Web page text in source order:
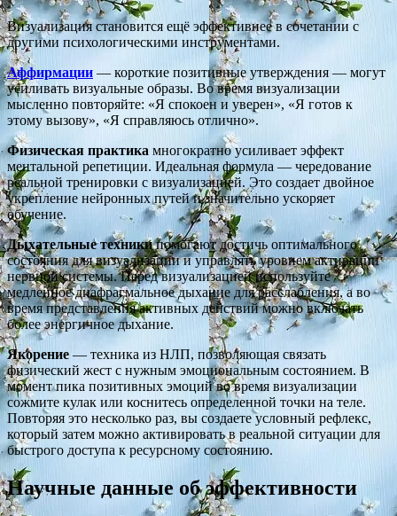
Визуализация становится ещё эффективнее в сочетании с
другими психологическими инструментами.
Аффирмации — короткие позитивные утверждения — могут
усиливать визуальные образы. Во время визуализации
мысленно повторяйте: «Я спокоен и уверен», «Я готов к
этому вызову», «Я справляюсь отлично».
Физическая практика многократно усиливает эффект
ментальной репетиции. Идеальная формула — чередование
реальной тренировки с визуализацией. Это создает двойное
укрепление нейронных путей и значительно ускоряет
обучение.
Дыхательные техникипомогают достичь оптимального
состояния для визуализации и управлять уровнем активации
нервной системы. Перед визуализацией используйте
медленное диафрагмальное дыхание для расслабления, а во
время представления активных действий можно включать
более энергичное дыхание.
Якорение— техника из НЛП, позволяющая связать
физический жест с нужным эмоциональным состоянием. В
момент пика позитивных эмоций во время визуализации
сожмите кулак или коснитесь определенной точки на теле.
Повторяя это несколько раз, вы создаете условный рефлекс,
который затем можно активировать в реальной ситуации для
быстрого доступа к ресурсному состоянию.
Научные данные об эффективности